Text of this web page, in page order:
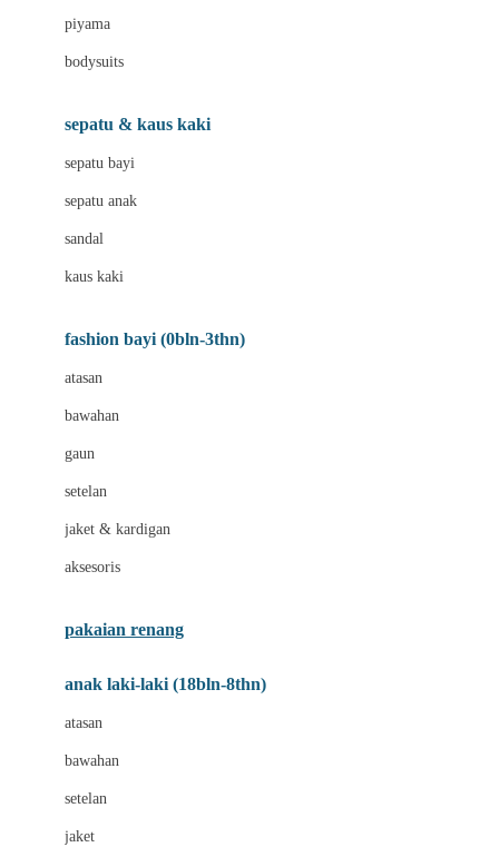
Beauty Barn
Bio Oil
Biolane
Bizzi Growin
Blooming Marvellous
Bravado
Buds Organics
Bugaboo
C
piyama
bodysuits
sepatu & kaus kaki
sepatu bayi
sepatu anak
sandal
kaus kaki
fashion bayi (0bln-3thn)
atasan
bawahan
gaun
setelan
jaket & kardigan
aksesoris
pakaian renang
anak laki-laki (18bln-8thn)
atasan
bawahan
setelan
jaket